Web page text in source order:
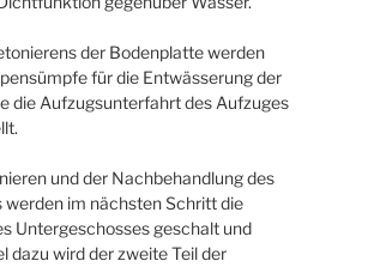
der Bodenplatte werden
für die Entwässerung der
die Aufzugsunterfahrt des Aufzuges
und der Nachbehandlung des
werden im nächsten Schritt die
Untergeschosses geschalt und
dazu wird der zweite Teil der